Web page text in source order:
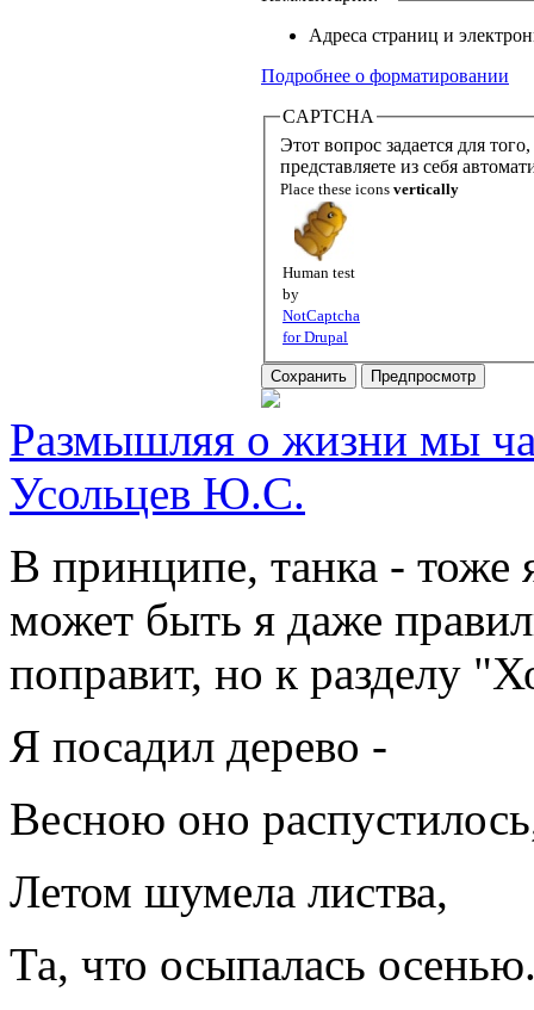
Адреса страниц и
Подробнее о форматировании
CAPTCHA
Этот вопрос задается для того,
представляете из себя
Place these icons vertically
Human test
by
NotCaptcha
for Drupal
Размышляя о жизни мы
Усольцев Ю.С.
В принципе, танка - тоже
может быть я даже
поправит, но к разделу
Я посадил дерево -
Весною оно
Летом шумела листва,
Та, что осыпалась